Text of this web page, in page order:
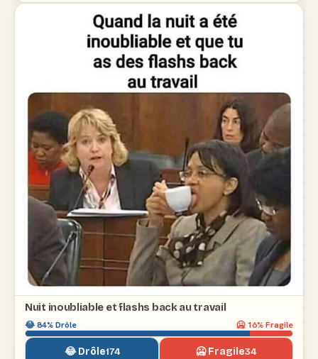
Nuit inoubliable et flashs back au travail
😂84% Drôle 🥶16% Fragile
😂 Drôle174 🥶 Fragile34